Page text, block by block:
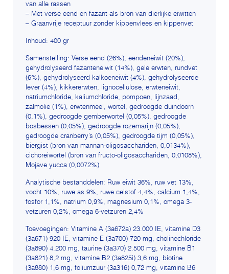
van alle rassen
– Met verse eend en fazant als bron van dierlijke eiwitten
– Graanvrije receptuur zonder kippenvlees en kippenvet
Inhoud: 400 gr
Samenstelling: Verse eend (26%), eendeneiwit (20%),
gehydrolyseerd fazanteneiwit (14%), gele erwten, rundvet
(6%), gehydrolyseerd kalkoeneiwit (4%), gehydrolyseerde
lever (4%), kikkererwten, lignocellulose, erwteneiwit,
natriumchloride, kaliumchloride, pompoen, lijnzaad,
zalmolie (1%), erwtenmeel, wortel, gedroogde duindoorn
(0,1%), gedroogde gemberwortel (0,05%), gedroogde
bosbessen (0,05%), gedroogde rozemarijn (0,05%),
gedroogde cranberry’s (0,05%), gedroogde tijm (0,05%),
biergist (bron van mannan-oligosacchariden, 0,0134%),
cichoreiwortel (bron van fructo-oligosacchariden, 0,0108%),
Mojave yucca (0,0072%)
Analytische bestanddelen: Ruw eiwit 36%, ruw vet 13%,
vocht 10%, ruwe as 9%, ruwe celstof 4,4%, calcium 1,4%,
fosfor 1,1%, natrium 0,9%, magnesium 0,1%, omega 3-
vetzuren 0,2%, omega 6-vetzuren 2,4%
Toevoegingen: Vitamine A (3a672a) 23.000 IE, vitamine D3
(3a671) 920 IE, vitamine E (3a700) 720 mg, cholinechloride
(3a890) 4.200 mg, taurine (3a370) 2.500 mg, vitamine B1
(3a821) 8,2 mg, vitamine B2 (3a825i) 3,6 mg, biotine
(3a880) 1,6 mg, foliumzuur (3a316) 0,72 mg, vitamine B6